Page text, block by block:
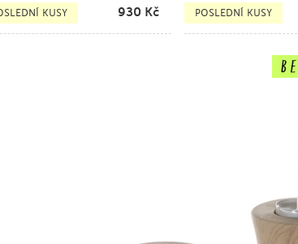
KUSY 930 Kč POSLEDNÍ KUSY